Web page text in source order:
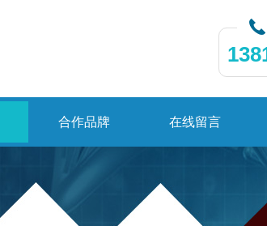
合作品牌 在线留言